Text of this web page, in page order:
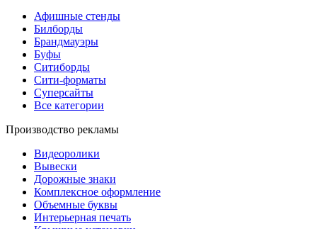
Афишные стенды
Билборды
Брандмауэры
Буфы
Ситиборды
Сити-форматы
Суперсайты
Все категории
Производство рекламы
Видеоролики
Вывески
Дорожные знаки
Комплексное оформление
Объемные буквы
Интерьерная печать